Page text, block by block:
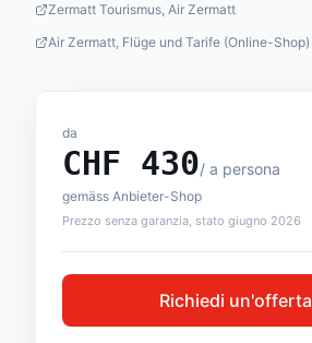
Zermatt Tourismus, Air Zermatt
Air Zermatt, Flüge und Tarife (Online-Shop)
da
CHF 430/ a persona
gemäss Anbieter-Shop
Prezzo senza garanzia, stato giugno 2026
Richiedi un'offerta